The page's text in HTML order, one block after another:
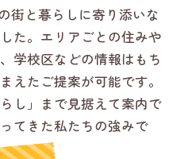
街と暮らしに寄り添いな
た。エリアごとの住みや
学校区などの情報はもち
えたご提案が可能です。
し」まで見据えて案内で
てきた私たちの強みで